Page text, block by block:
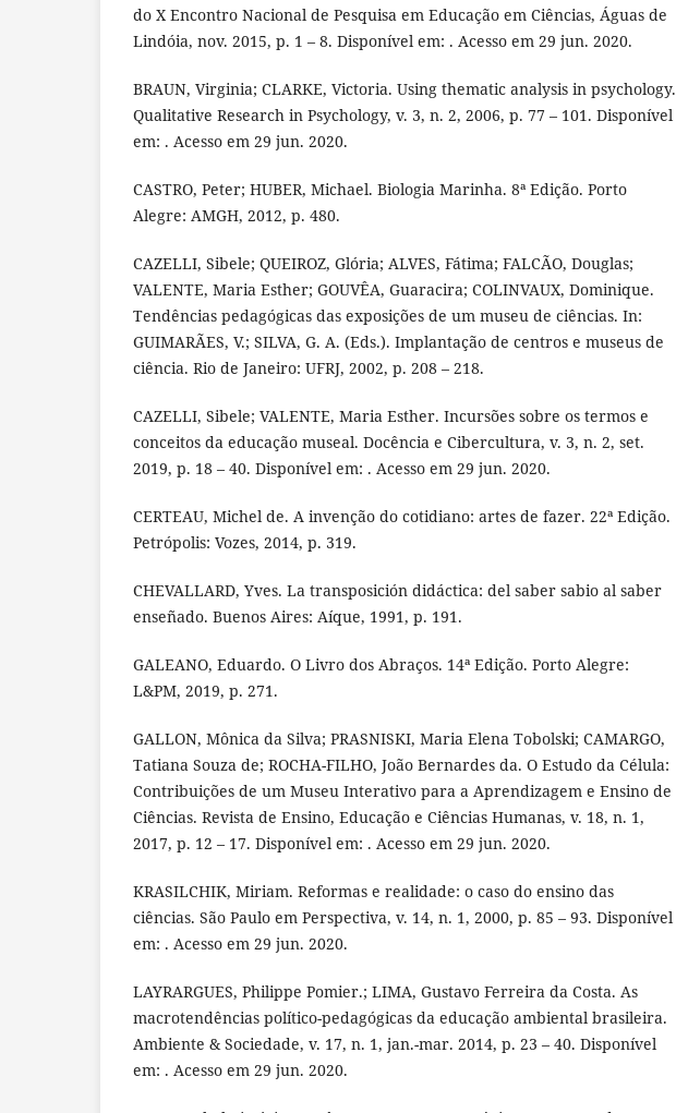
do X Encontro Nacional de Pesquisa em Educação em Ciências, Águas de
Lindóia, nov. 2015, p. 1 – 8. Disponível em: . Acesso em 29 jun. 2020.
BRAUN, Virginia; CLARKE, Victoria. Using thematic analysis in psychology.
Qualitative Research in Psychology, v. 3, n. 2, 2006, p. 77 – 101. Disponível
em: . Acesso em 29 jun. 2020.
CASTRO, Peter; HUBER, Michael. Biologia Marinha. 8ª Edição. Porto
Alegre: AMGH, 2012, p. 480.
CAZELLI, Sibele; QUEIROZ, Glória; ALVES, Fátima; FALCÃO, Douglas;
VALENTE, Maria Esther; GOUVÊA, Guaracira; COLINVAUX, Dominique.
Tendências pedagógicas das exposições de um museu de ciências. In:
GUIMARÃES, V.; SILVA, G. A. (Eds.). Implantação de centros e museus de
ciência. Rio de Janeiro: UFRJ, 2002, p. 208 – 218.
CAZELLI, Sibele; VALENTE, Maria Esther. Incursões sobre os termos e
conceitos da educação museal. Docência e Cibercultura, v. 3, n. 2, set.
2019, p. 18 – 40. Disponível em: . Acesso em 29 jun. 2020.
CERTEAU, Michel de. A invenção do cotidiano: artes de fazer. 22ª Edição.
Petrópolis: Vozes, 2014, p. 319.
CHEVALLARD, Yves. La transposición didáctica: del saber sabio al saber
enseñado. Buenos Aires: Aíque, 1991, p. 191.
GALEANO, Eduardo. O Livro dos Abraços. 14ª Edição. Porto Alegre:
L&PM, 2019, p. 271.
GALLON, Mônica da Silva; PRASNISKI, Maria Elena Tobolski; CAMARGO,
Tatiana Souza de; ROCHA-FILHO, João Bernardes da. O Estudo da Célula:
Contribuições de um Museu Interativo para a Aprendizagem e Ensino de
Ciências. Revista de Ensino, Educação e Ciências Humanas, v. 18, n. 1,
2017, p. 12 – 17. Disponível em: . Acesso em 29 jun. 2020.
KRASILCHIK, Miriam. Reformas e realidade: o caso do ensino das
ciências. São Paulo em Perspectiva, v. 14, n. 1, 2000, p. 85 – 93. Disponível
em: . Acesso em 29 jun. 2020.
LAYRARGUES, Philippe Pomier.; LIMA, Gustavo Ferreira da Costa. As
macrotendências político-pedagógicas da educação ambiental brasileira.
Ambiente & Sociedade, v. 17, n. 1, jan.-mar. 2014, p. 23 – 40. Disponível
em: . Acesso em 29 jun. 2020.